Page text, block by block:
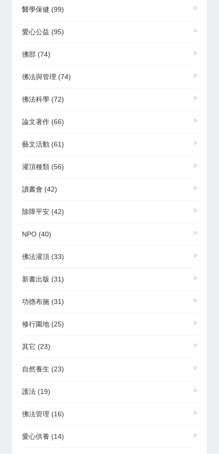
醫學保健 (99)
愛心公益 (95)
佛部 (74)
佛法與管理 (74)
佛法科學 (72)
論文著作 (66)
藝文活動 (61)
灌頂種類 (56)
讀書會 (42)
除障平安 (42)
NPO (40)
佛法灌頂 (33)
新書出版 (31)
功德布施 (31)
修行園地 (25)
其它 (23)
自然養生 (23)
護法 (19)
佛法管理 (16)
愛心供養 (14)